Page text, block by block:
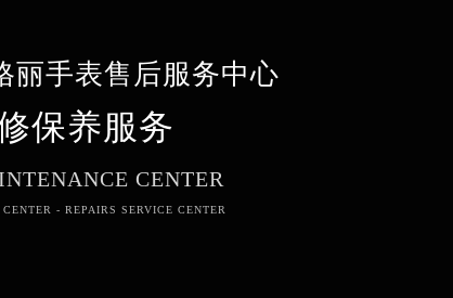
丽手表售后服务中心
保养服务
CENTER
- REPAIRS SERVICE CENTER